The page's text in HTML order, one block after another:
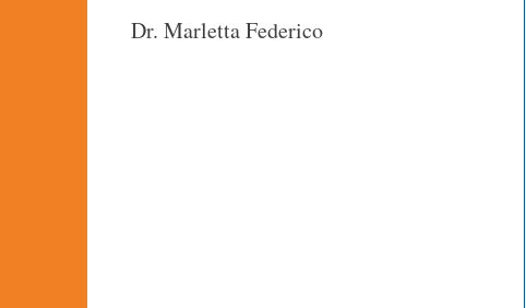
Dr. Marletta Federico